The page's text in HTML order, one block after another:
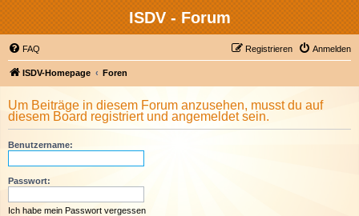
ISDV - Forum
FAQ Anmelden
Registrieren
ISDV-Homepage Foren
Um Beiträge in diesem Forum anzusehen, musst du auf
diesem Board registriert und angemeldet sein.
Benutzername:
Passwort:
Ich habe mein Passwort vergessen